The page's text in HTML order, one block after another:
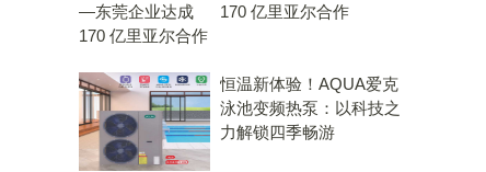
170 亿里亚尔合作
恒温新体验！AQUA爱克
泳池变频热泵：以科技之
力解锁四季畅游